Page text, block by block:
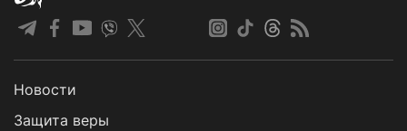
Новости
Защита веры